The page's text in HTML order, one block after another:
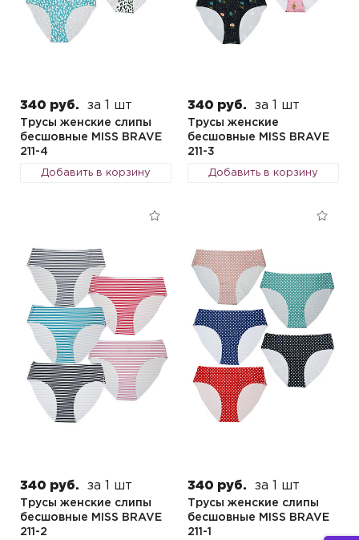
340 руб. за 1 шт
Трусы женские слипы
бесшовные MISS BRAVE
211-4
Добавить в корзину
340 руб. за 1 шт
Трусы женские
бесшовные MISS BRAVE
211-3
Добавить в корзину
340 руб. за 1 шт
Трусы женские слипы
бесшовные MISS BRAVE
211-2
340 руб. за 1 шт
Трусы женские слипы
бесшовные MISS BRAVE
211-1